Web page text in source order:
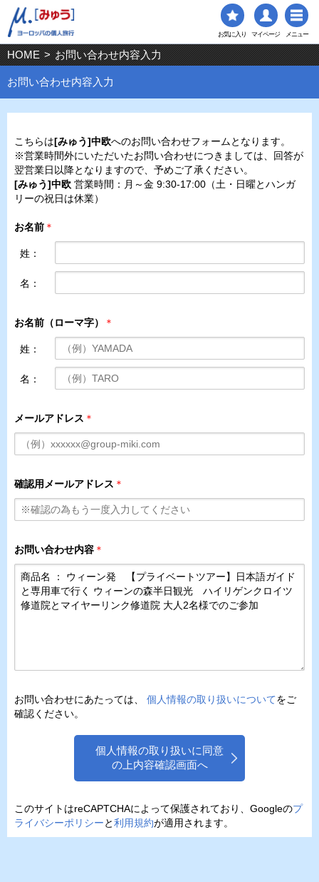
お気に入り マイページ メニュー
HOME > お問い合わせ内容入力
お問い合わせ内容入力
こちらは[みゅう]中欧へのお問い合わせフォームとなります。
※営業時間外にいただいたお問い合わせにつきましては、回答が
翌営業日以降となりますので、予めご了承ください。
[みゅう]中欧 営業時間：月～金 9:30-17:00（土・日曜とハンガ
リーの祝日は休業）
お名前 ＊
姓：
名：
お名前（ローマ字） ＊
姓：
名：
メールアドレス ＊
確認用メールアドレス ＊
お問い合わせ内容 ＊
お問い合わせにあたっては、 個人情報の取り扱いについてをご
確認ください。
個人情報の取り扱いに同意
の上内容確認画面へ
このサイトはreCAPTCHAによって保護されており、Googleのプ
ライバシーポリシーと利用規約が適用されます。